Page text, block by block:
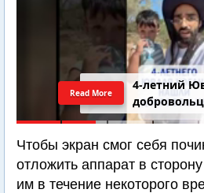
4-летний
Read More
Чтобы экран смог себя
отложить аппарат в
им в течение некоторого